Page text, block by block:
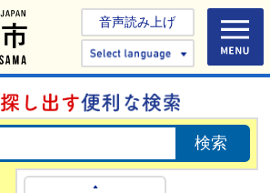
音声読み上げ
Select
Google検索